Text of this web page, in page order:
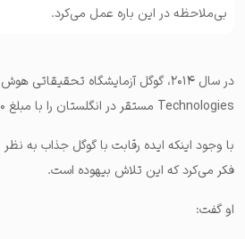
بی‌ملاحظه در این باره عمل می‌کرد.
Technologies مستقر در انگلستان را با مبلغ ۵۰۰ میلیون دلار خریداری کرد.
با وجود اینکه ایده رقابت با گوگل جذاب به
فکر می‌کرد که این تلاش بیهوده است.
او گفت: